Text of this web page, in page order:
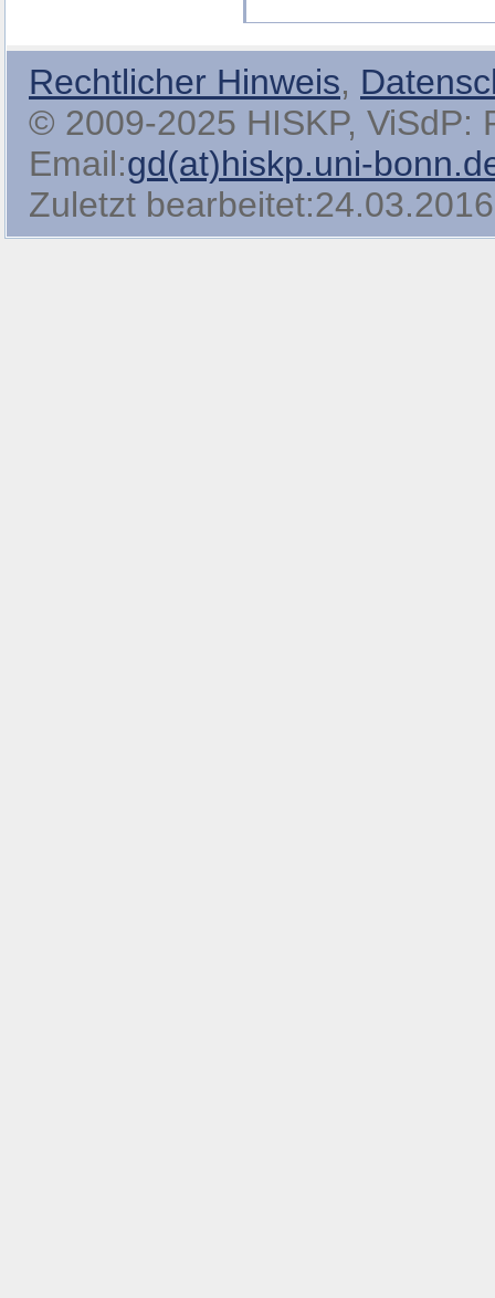
Rechtlicher Hinweis,
© 2009-2025 HISKP, ViSdP:
Email:gd(at)hiskp.uni-
Zuletzt